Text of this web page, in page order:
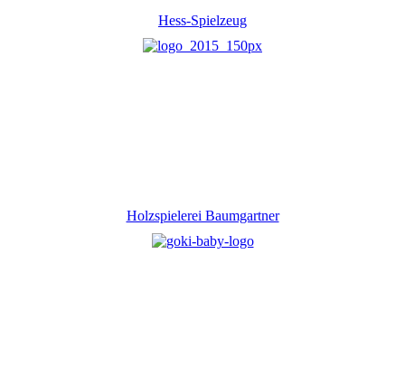
Hess-Spielzeug
Holzspielerei Baumgartner